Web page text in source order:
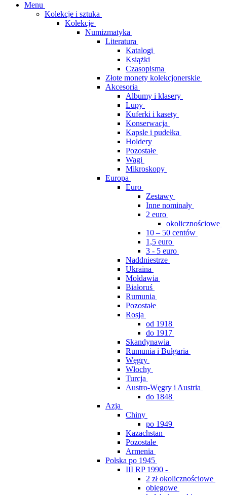
Menu
Kolekcje i sztuka
Kolekcje
Numizmatyka
Literatura
Katalogi
Książki
Czasopisma
Złote monety kolekcjonerskie
Akcesoria
Albumy i klasery
Lupy
Kuferki i kasety
Konserwacja
Kapsle i pudełka
Holdery
Pozostałe
Wagi
Mikroskopy
Europa
Euro
Zestawy
Inne nominały
2 euro
okolicznościowe
10 – 50 centów
1,5 euro
3 - 5 euro
Naddniestrze
Ukraina
Mołdawia
Białoruś
Rumunia
Pozostałe
Rosja
od 1918
do 1917
Skandynawia
Rumunia i Bułgaria
Węgry
Włochy
Turcja
Austro-Węgry i Austria
do 1848
Azja
Chiny
po 1949
Kazachstan
Pozostałe
Armenia
Polska po 1945
III RP 1990 -
2 zł okolicznościowe
obiegowe